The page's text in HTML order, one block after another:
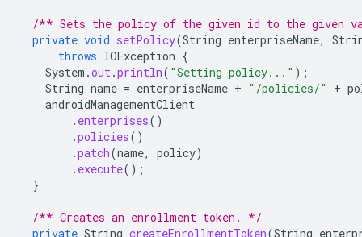
/** Sets the policy of the given id to the given
private void setPolicy(String enterpriseName,
throws IOException {
System .out.println( "Setting policy..." );
String name = enterpriseName + "/policies/" +
androidManagementClient
. enterprises()
.policies()
.patch(name, policy)
. execute();
}
/** Creates an enrollment token. */
private String createEnrollmentToken(String